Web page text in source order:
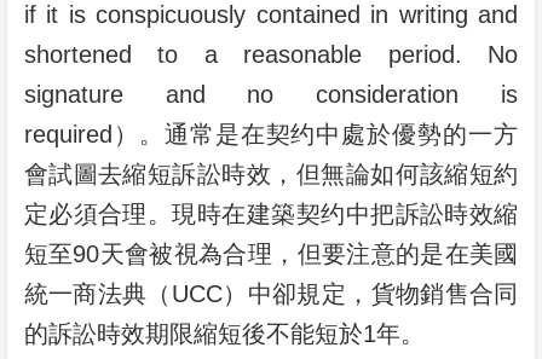
if it is conspicuously contained in writing and
shortened to a reasonable period. No
signature and no consideration is
required）。通常是在契约中處於優勢的一方
會試圖去縮短訴訟時效，但無論如何該縮短約
定必須合理。現時在建築契约中把訴訟時效縮
短至90天會被視為合理，但要注意的是在美國
統一商法典（UCC）中卻規定，貨物銷售合同
的訴訟時效期限縮短後不能短於1年。